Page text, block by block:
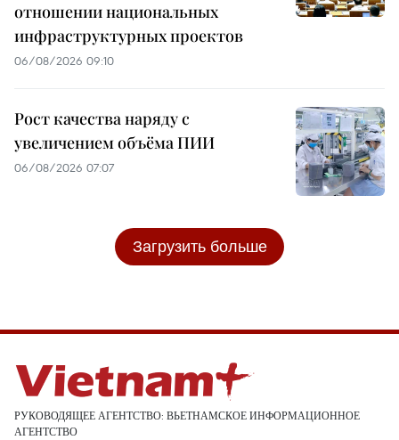
отношении национальных
инфраструктурных проектов
06/08/2026 09:10
Рост качества наряду с
увеличением объёма ПИИ
06/08/2026 07:07
Загрузить больше
РУКОВОДЯЩЕЕ АГЕНТСТВО: ВЬЕТНАМСКОЕ ИНФОРМАЦИОННОЕ
АГЕНТСТВО